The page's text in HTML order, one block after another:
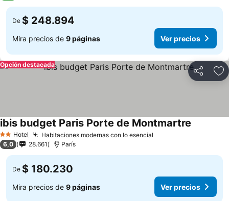
De $ 248.894
Mira precios de 9 páginas Ver precios
Compartir
Opción destacada
2 Estrellas
Hotel Habitaciones modernas con lo esencial
ibis budget Paris Porte de Montmartre
6,0 28.661 París
De $ 180.230
Mira precios de 9 páginas Ver precios